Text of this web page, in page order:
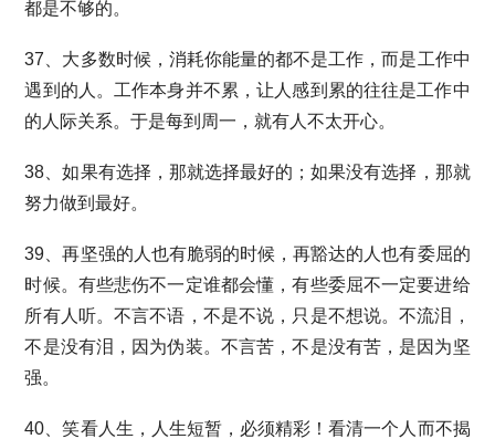
都是不够的。
37、大多数时候，消耗你能量的都不是工作，而是工作中
遇到的人。工作本身并不累，让人感到累的往往是工作中
的人际关系。于是每到周一，就有人不太开心。
38、如果有选择，那就选择最好的；如果没有选择，那就
努力做到最好。
39、再坚强的人也有脆弱的时候，再豁达的人也有委屈的
时候。有些悲伤不一定谁都会懂，有些委屈不一定要进给
所有人听。不言不语，不是不说，只是不想说。不流泪，
不是没有泪，因为伪装。不言苦，不是没有苦，是因为坚
强。
40、笑看人生，人生短暂，必须精彩！看清一个人而不揭